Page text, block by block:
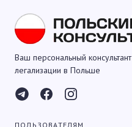
Ваш персональный
легализации в Польше
ПОЛЬЗОВАТЕЛЯМ